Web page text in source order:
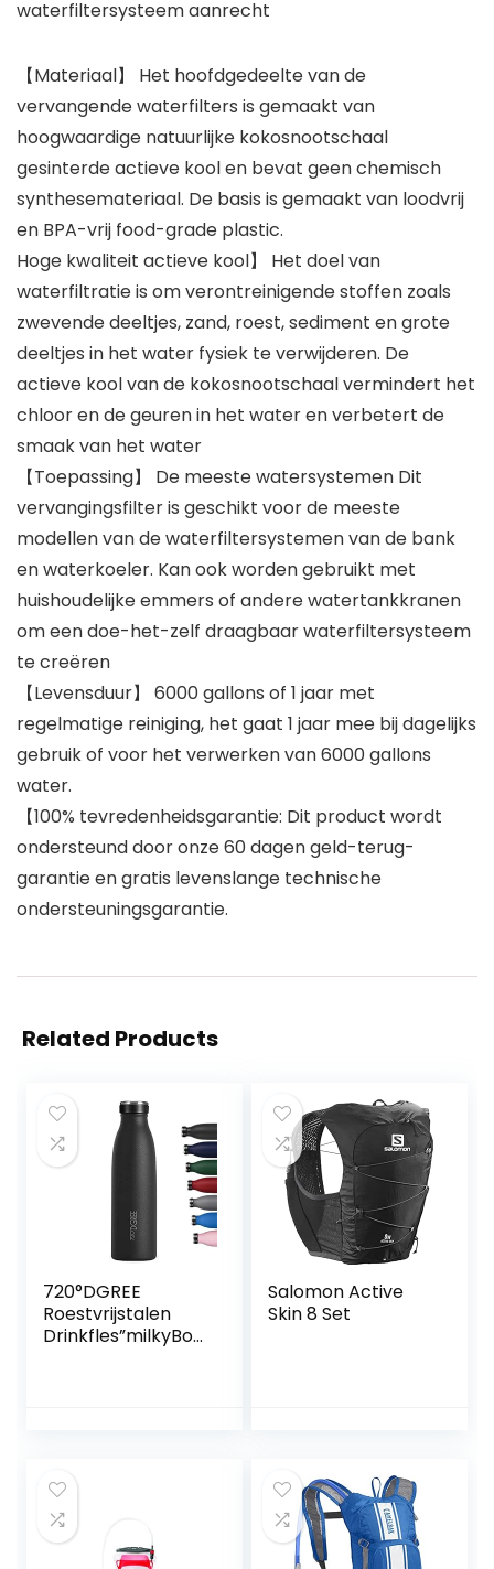
waterfiltersysteem aanrecht
【Materiaal】 Het hoofdgedeelte van de
vervangende waterfilters is gemaakt van
hoogwaardige natuurlijke kokosnootschaal
gesinterde actieve kool en bevat geen chemisch
synthesemateriaal. De basis is gemaakt van loodvrij
en BPA-vrij food-grade plastic.
Hoge kwaliteit actieve kool】 Het doel van
waterfiltratie is om verontreinigende stoffen zoals
zwevende deeltjes, zand, roest, sediment en grote
deeltjes in het water fysiek te verwijderen. De
actieve kool van de kokosnootschaal vermindert het
chloor en de geuren in het water en verbetert de
smaak van het water
【Toepassing】 De meeste watersystemen Dit
vervangingsfilter is geschikt voor de meeste
modellen van de waterfiltersystemen van de bank
en waterkoeler. Kan ook worden gebruikt met
huishoudelijke emmers of andere watertankkranen
om een doe-het-zelf draagbaar waterfiltersysteem
te creëren
【Levensduur】 6000 gallons of 1 jaar met
regelmatige reiniging, het gaat 1 jaar mee bij dagelijks
gebruik of voor het verwerken van 6000 gallons
water.
【100% tevredenheidsgarantie: Dit product wordt
ondersteund door onze 60 dagen geld-terug-
garantie en gratis levenslange technische
ondersteuningsgarantie.
Related Products
720°DGREE
Roestvrijstalen
Drinkfles”milkyBott
Sport, Kinderen,
School, Fitness,
Outdoor, Camping
Salomon Active
Skin 8 Set